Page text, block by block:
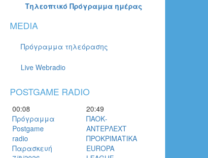
Τηλεοπτικό Πρόγραμμα ημέρας
MEDIA
Πρόγραμμα τηλεόρασης
Live Webradio
POSTGAME RADIO
00:08
Πρόγραμμα
Postgame
radio
Παρασκευή
20:49
ΠΑΟΚ-
ΑΝΤΕΡΛΕΧΤ
ΠΡΟΚΡΙΜΑΤΙΚΑ
EUROPA